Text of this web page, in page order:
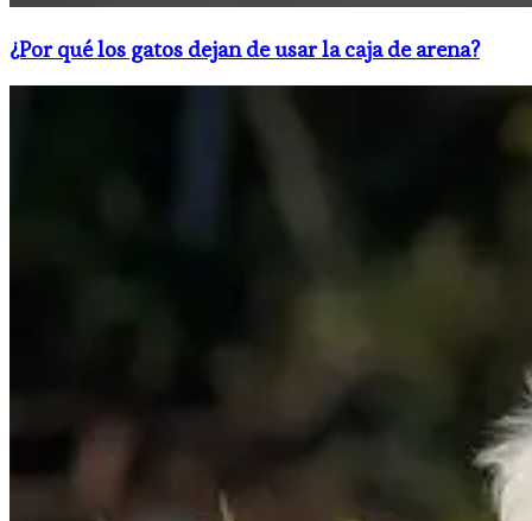
¿Por qué los gatos dejan de usar la caja de arena?